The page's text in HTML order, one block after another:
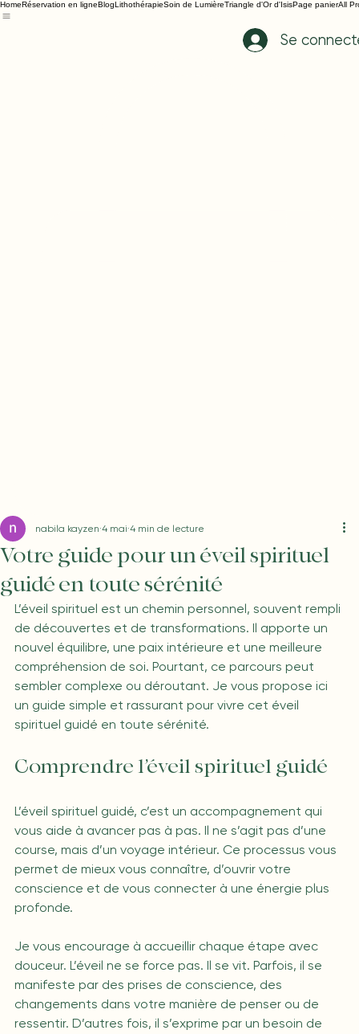
HomeRéservation en ligneBlogLithothérapieSoin de LumièreTriangle d'Or d'IsisPage panierAll
Se
Votre guide pour un éveil spirituel
guidé en toute sérénité
nabila kayzen 4 mai 4 min de lecture
L’éveil spirituel est un chemin personnel, souvent rempli
de découvertes et de transformations. Il apporte un
nouvel équilibre, une paix intérieure et une meilleure
compréhension de soi. Pourtant, ce parcours peut
sembler complexe ou déroutant. Je vous propose ici
un guide simple et rassurant pour vivre cet éveil
spirituel guidé en toute sérénité.
Comprendre l’éveil spirituel guidé
L’éveil spirituel guidé, c’est un accompagnement qui
vous aide à avancer pas à pas. Il ne s’agit pas d’une
course, mais d’un voyage intérieur. Ce processus vous
permet de mieux vous connaître, d’ouvrir votre
conscience et de vous connecter à une énergie plus
profonde.
Je vous encourage à accueillir chaque étape avec
douceur. L’éveil ne se force pas. Il se vit. Parfois, il se
manifeste par des prises de conscience, des
changements dans votre manière de penser ou de
ressentir. D’autres fois, il s’exprime par un besoin de